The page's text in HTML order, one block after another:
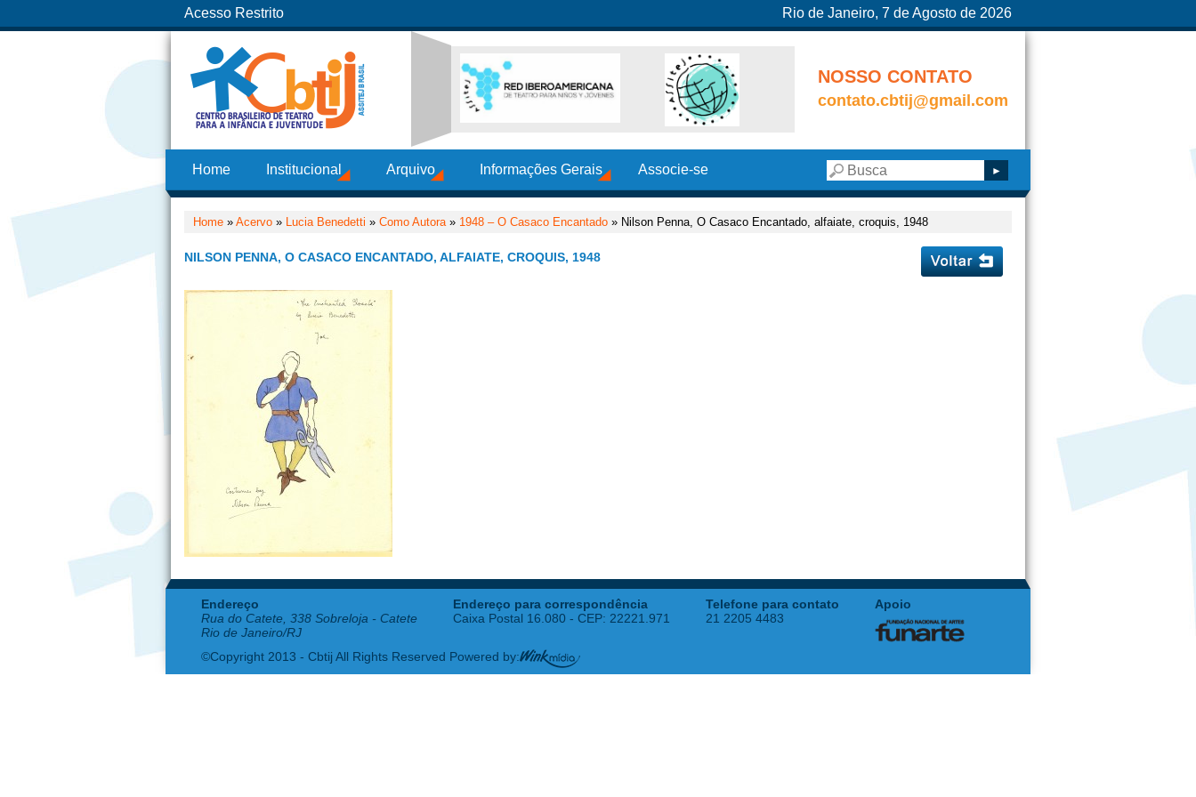
Acesso Restrito Rio de Janeiro, 7 de Agosto de 2026
NOSSO CONTATO
contato.cbtij@gmail.com
Home Institucional Arquivo Informações Gerais Associe-se
Home » Acervo » Lucia Benedetti » Como Autora» 1948 – O Casaco Encantado » Nilson Penna, O Casaco Encantado, alfaiate, croquis, 1948
NILSON PENNA, O CASACO ENCANTADO, ALFAIATE, CROQUIS, 1948
Endereço
Rua do Catete, 338 Sobreloja - Catete
Rio de Janeiro/RJ
Endereço para correspondência
Caixa Postal 16.080 - CEP: 22221.971
Telefone para contato
21 2205 4483
Apoio
©Copyright 2013 - Cbtij All Rights Reserved Powered by: